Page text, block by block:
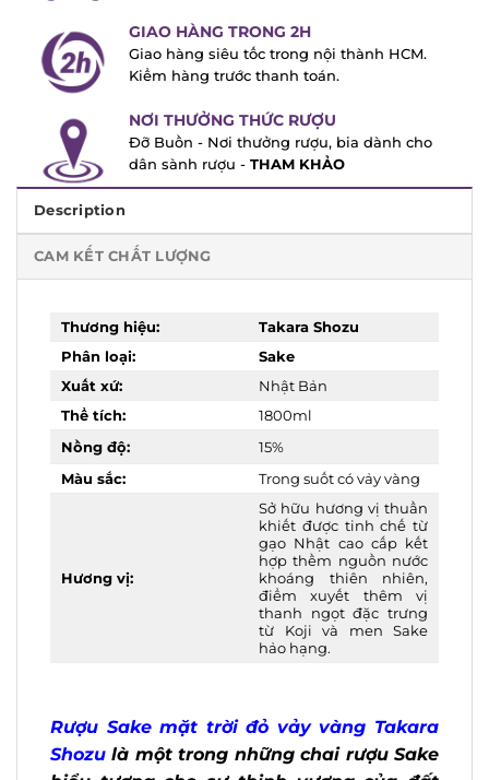
GIAO HÀNG TRONG 2H
Giao hàng siêu tốc trong nội thành HCM.
Kiểm hàng trước thanh toán.
NƠI THƯỞNG THỨC RƯỢU
Đỡ Buồn - Nơi thưởng rượu, bia dành cho
dân sành rượu -
THAM KHẢO
Description
CAM KẾT CHẤT LƯỢNG
Thương hiệu:
Takara Shozu
Phân loại:
Sake
Xuất xứ:
Nhật Bản
Thể tích:
1800ml
Nồng độ:
15%
Màu sắc:
Trong suốt có vảy vàng
Hương vị:
Sở hữu hương vị
thuần khiết được tinh
chế từ gạo Nhật cao
cấp kết hợp thềm
nguồn nước khoáng
thiên nhiên, điểm
xuyết thêm vị thanh
ngọt đặc trưng từ Koji
và men Sake hảo
Rượu Sake mặt trời đỏ vảy vàng Takara
Shozu là một trong những chai rượu